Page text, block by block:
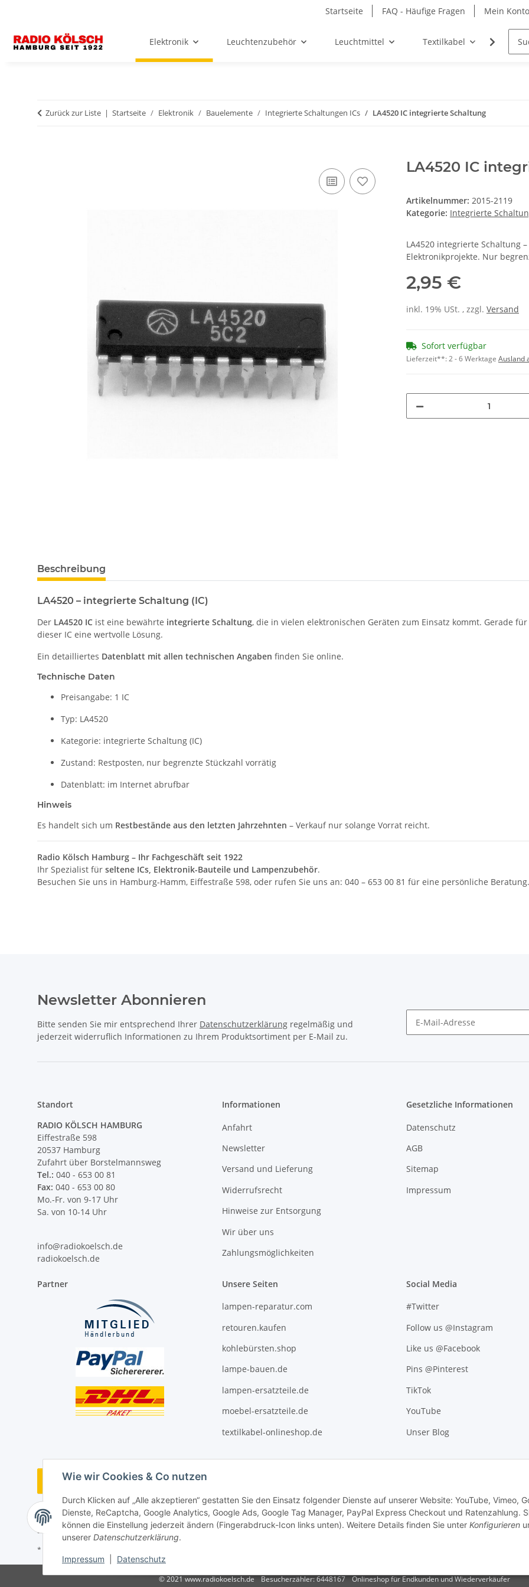
Wie wir Cookies & Co nutzen
Durch Klicken auf „Alle akzeptieren“ gestatten Sie den Einsatz folgender Dienste auf unserer Website: YouTube, Vimeo,
Dienste, ReCaptcha, Google Analytics, Google Ads, Google Tag Manager, PayPal Express Checkout und Ratenzahlung.
können die Einstellung jederzeit ändern (Fingerabdruck-Icon links unten). Weitere Details finden Sie unter Konfigurieren
unserer Datenschutzerklärung.
Impressum Datenschutz
Startseite FAQ - Häufige Fragen Mein Konto
Elektronik Leuchtenzubehör Leuchtmittel Textilkabel
Zurück zur Liste Startseite Elektronik Bauelemente Integrierte Schaltungen ICs LA4520 IC integrierte Schaltung
LA4520 IC
Artikelnummer: 2015-2119
Kategorie: Integrierte
LA4520 integrierte Schaltung
Elektronikprojekte. Nur
2,95 €
inkl. 19% USt. , zzgl. Versand
Sofort verfügbar
Lieferzeit**:2 - 6 Werktage Ausland
Beschreibung
LA4520 – integrierte Schaltung (IC)
Der LA4520 IC ist eine bewährte integrierte Schaltung, die in vielen elektronischen Geräten zum Einsatz kommt. Gerade
dieser IC eine wertvolle Lösung.
Ein detailliertes Datenblatt mit allen technischen Angaben finden Sie online.
Technische Daten
Preisangabe: 1 IC
Typ: LA4520
Kategorie: integrierte Schaltung (IC)
Zustand: Restposten, nur begrenzte Stückzahl vorrätig
Datenblatt: im Internet abrufbar
Hinweis
Es handelt sich um Restbestände aus den letzten Jahrzehnten – Verkauf nur solange Vorrat reicht.
Radio Kölsch Hamburg – Ihr Fachgeschäft seit 1922
Ihr Spezialist für seltene ICs, Elektronik-Bauteile und Lampenzubehör.
Besuchen Sie uns in Hamburg-Hamm, Eiffestraße 598, oder rufen Sie uns an: 040 – 653 00 81 für eine persönliche Beratung.
Newsletter Abonnieren
Bitte senden Sie mir entsprechend Ihrer Datenschutzerklärung regelmäßig und
jederzeit widerruflich Informationen zu Ihrem Produktsortiment per E-Mail zu.
Standort
RADIO KÖLSCH HAMBURG
Eiffestraße 598
20537 Hamburg
Zufahrt über Borstelmannsweg
Tel.: 040 - 653 00 81
Fax: 040 - 653 00 80
Mo.-Fr. von 9-17 Uhr
Sa. von 10-14 Uhr
info@radiokoelsch.de
radiokoelsch.de
Informationen
Anfahrt
Newsletter
Versand und Lieferung
Widerrufsrecht
Hinweise zur Entsorgung
Wir über uns
Zahlungsmöglichkeiten
Gesetzliche Informationen
Datenschutz
AGB
Sitemap
Impressum
Partner Unsere Seiten
lampen-reparatur.com
retouren.kaufen
kohlebürsten.shop
lampe-bauen.de
lampen-ersatzteile.de
moebel-ersatzteile.de
textilkabel-onlineshop.de
Social Media
#Twitter
Follow us @Instagram
Like us @Facebook
Pins @Pinterest
TikTok
YouTube
Unser Blog
Vertrag widerrufen
* Alle Preise inkl. gesetzlicher USt., ** siehe Lieferbedingungen, zzgl.
© 2021 www.radiokoelsch.de Besucherzähler: 6448167 Onlineshop für Endkunden und Wiederverkäufer